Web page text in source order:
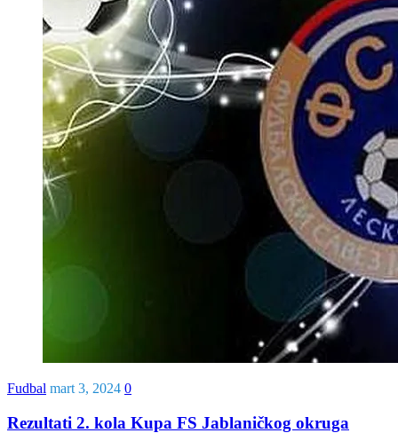
Fudbal mart 3, 2024 0
Rezultati 2. kola Kupa FS Jablaničkog okruga